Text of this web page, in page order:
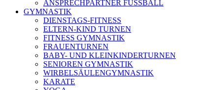
ANSPRECHPARTNER FUSSBALL
GYMNASTIK
DIENSTAGS-FITNESS
ELTERN-KIND TURNEN
FITNESS GYMNASTIK
FRAUENTURNEN
BABY- UND KLEINKINDERTURNEN
SENIOREN GYMNASTIK
WIRBELSÄULENGYMNASTIK
KARATE